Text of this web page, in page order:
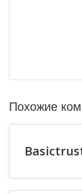
Похожие